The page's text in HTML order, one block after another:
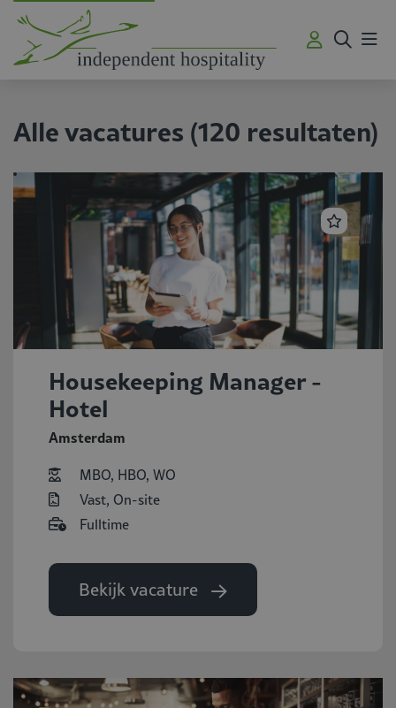
Alle vacatures (120 resultaten)
Housekeeping Manager -
Hotel
Amsterdam
MBO, HBO, WO
Vast, On-site
Fulltime
Bekijk vacature